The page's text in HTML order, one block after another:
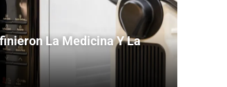
La Medicina Y La